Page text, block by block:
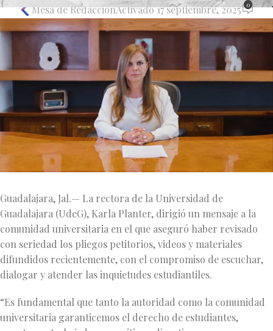
Mesa de RedacciónActivado 17 septiembre, 2025 0
Guadalajara, Jal.— La rectora de la Universidad de
Guadalajara (UdeG), Karla Planter, dirigió un mensaje a la
comunidad universitaria en el que aseguró haber revisado
con seriedad los pliegos petitorios, videos y materiales
difundidos recientemente, con el compromiso de escuchar,
dialogar y atender las inquietudes estudiantiles.
“Es fundamental que tanto la autoridad como la comunidad
universitaria garanticemos el derecho de estudiantes,